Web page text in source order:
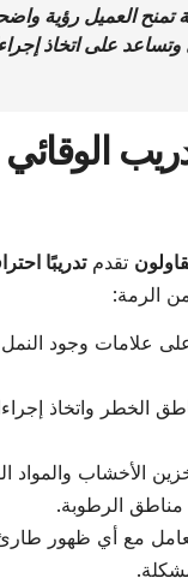
تمنح العميل رؤية
وتساعد على اتخاذ
الوقائي
تقدمتدريبًا
من الرمة:
علامات وجود
الخطر واتخاذ
الأخشاب والمواد
مناطق الرطوبة.
مع أي ظهور